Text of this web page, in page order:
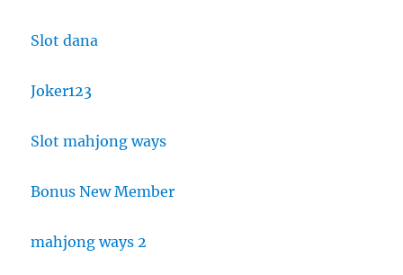
Slot dana
Joker123
Slot mahjong ways
Bonus New Member
mahjong ways 2